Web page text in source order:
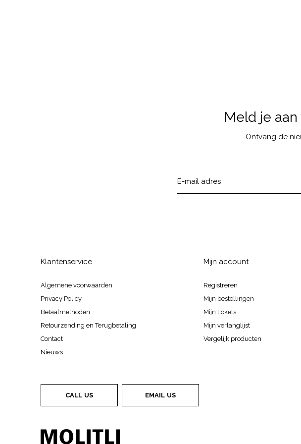
Meld je
Ontvang de
Klantenservice
Algemene voorwaarden
Privacy Policy
Betaalmethoden
Retourzending en Terugbetaling
Contact
Nieuws
Mijn account
Registreren
Mijn bestellingen
Mijn tickets
Mijn verlanglijst
Vergelijk producten
CALL US EMAIL US